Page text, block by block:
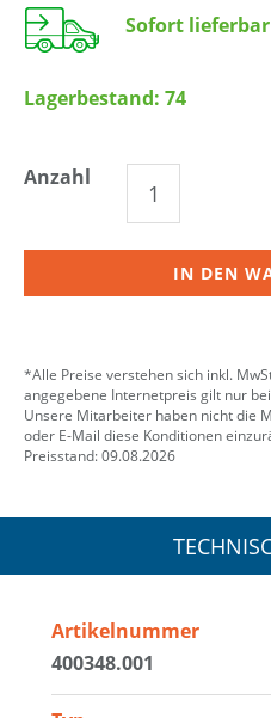
Sofort lieferbar
Lagerbestand: 74
Anzahl
IN DEN
*Alle Preise verstehen sich inkl.
angegebene Internetpreis gilt nur
Unsere Mitarbeiter haben nicht die
oder E-Mail diese Konditionen
Preisstand: 09.08.2026
Artikelnummer
400348.001